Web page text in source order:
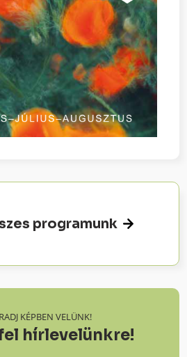
programunk
KÉPBEN VELÜNK!
hírlevelünkre!